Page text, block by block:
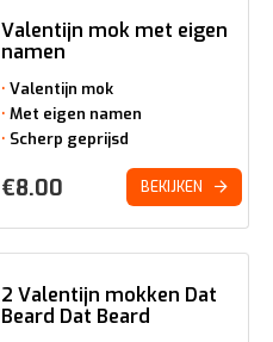
Valentijn mok met eigen
namen
Valentijn mok
Met eigen namen
Scherp geprijsd
€8.00 BEKIJKEN
2 Valentijn mokken Dat
Beard Dat Beard